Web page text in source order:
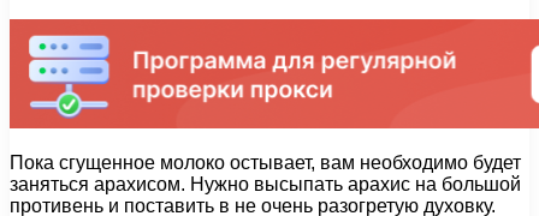
Пока сгущенное молоко остывает, вам необходимо будет
заняться арахисом. Нужно высыпать арахис на большой
противень и поставить в не очень разогретую духовку.